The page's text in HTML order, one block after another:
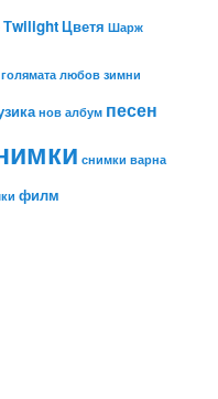
ТwilightЦветя Шарж
голямата любов зимни
нов албум песен
снимки варна
филм